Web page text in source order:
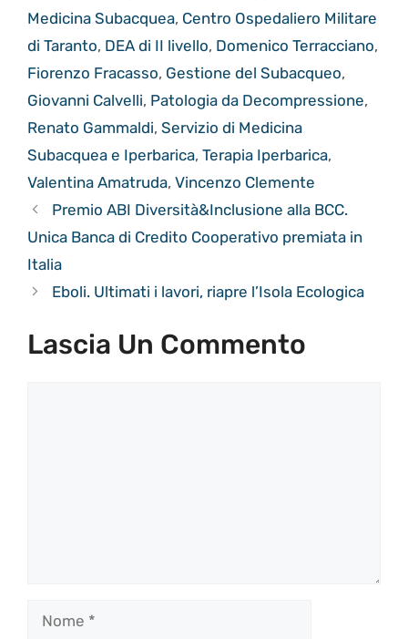
Medicina Subacquea, Centro Ospedaliero Militare
di Taranto, DEA di II livello, Domenico Terracciano,
Fiorenzo Fracasso, Gestione del Subacqueo,
Giovanni Calvelli, Patologia da Decompressione,
Renato Gammaldi, Servizio di Medicina
Subacquea e Iperbarica, Terapia Iperbarica,
Valentina Amatruda, Vincenzo Clemente
Premio ABI Diversità&Inclusione alla BCC.
Unica Banca di Credito Cooperativo premiata in
Italia
Eboli. Ultimati i lavori, riapre l’Isola Ecologica
Lascia Un Commento